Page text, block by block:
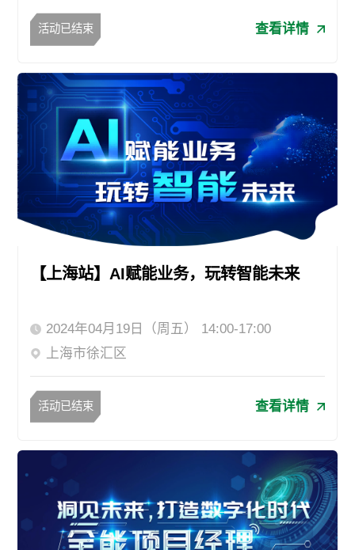
活动已结束 查看详情
【上海站】AI赋能业务，玩转智能未来
2024年04月19日（周五） 14:00-17:00
上海市徐汇区
活动已结束 查看详情